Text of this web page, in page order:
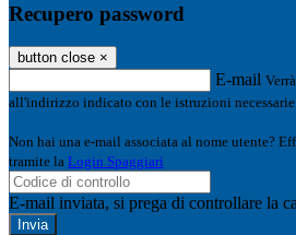
Recupero password
button close ×
E-mail
all'indirizzo indicato con le istruzioni
Non hai una e-mail associata al nome utente?
tramite la Login Spaggiari
E-mail inviata, si prega di controllare la